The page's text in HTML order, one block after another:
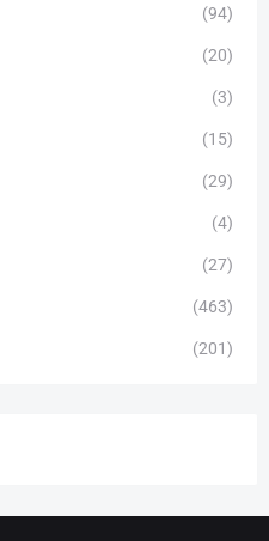
(94)
(20)
(3)
(15)
(29)
(4)
(27)
(463)
(201)